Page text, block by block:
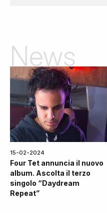
News
15-02-2024
Four Tet annuncia il nuovo
album. Ascolta il terzo
singolo “Daydream
Repeat”